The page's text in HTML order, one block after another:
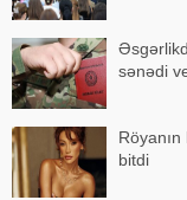
sənədi
bitdi